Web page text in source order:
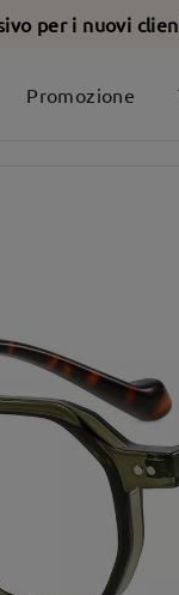
per i nuovi
Promozione